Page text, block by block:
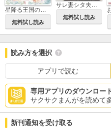
星降る王国のニナ
無料試し読み
無料試し読み
読み方を選択
アプリで読む
専用アプリのダウンロー
サクサクまんがを読めて
新刊通知を受け取る